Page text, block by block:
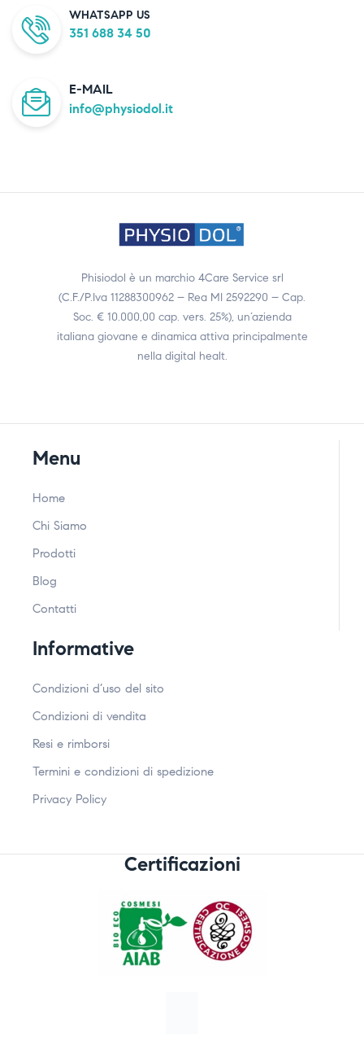
WHATSAPP US
351 688 34 50
E-MAIL
info@physiodol.it
Phisiodol è un marchio 4Care Service srl
(C.F./P.Iva 11288300962 – Rea MI 2592290 – Cap.
Soc. € 10.000,00 cap. vers. 25%), un’azienda
italiana giovane e dinamica attiva principalmente
nella digital healt.
Menu
Home
Chi Siamo
Prodotti
Blog
Contatti
Informative
Condizioni d’uso del sito
Condizioni di vendita
Resi e rimborsi
Termini e condizioni di spedizione
Privacy Policy
Certificazioni